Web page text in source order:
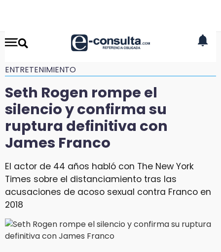
ENTRETENIMIENTO
Seth Rogen rompe el
silencio y confirma su
ruptura definitiva con
James Franco
El actor de 44 años habló con The New York
Times sobre el distanciamiento tras las
acusaciones de acoso sexual contra Franco en
2018